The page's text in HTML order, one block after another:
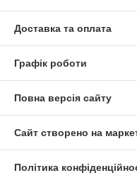
Доставка та оплата
Графік роботи
Повна версія сайту
Сайт створено на
Політика